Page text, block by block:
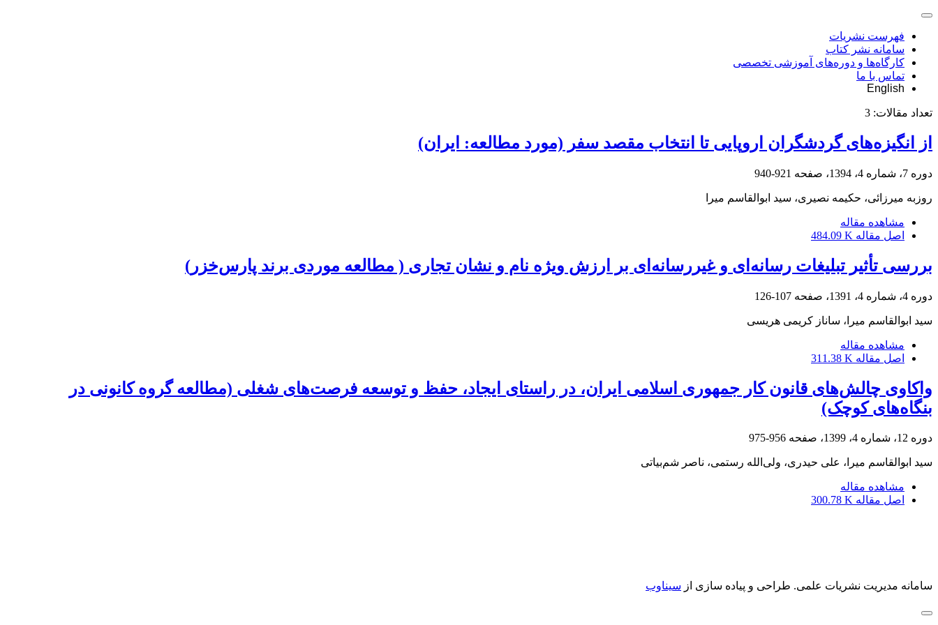
فهرست نشریات
سامانه نشر کتاب
کارگاه‌ها و دوره‌های آموزشی تخصصی
تماس با ما
English
تعداد مقالات: 3
از انگیزه‌های گردشگران اروپایی تا انتخاب مقصد سفر (مورد مطالعه: ایران)
دوره 7، شماره 4، 1394، صفحه 921-940
روزبه میرزائی، حکیمه نصیری، سید ابوالقاسم میرا
مشاهده مقاله
اصل مقاله 484.09 K
بررسی تأثیر تبلیغات رسانه‌ای و غیررسانه‌ای بر ارزش ویژه نام و نشان تجاری ( مطالعه موردی برند پارس‌خزر)
دوره 4، شماره 4، 1391، صفحه 107-126
سید ابوالقاسم میرا، ساناز کریمی هریسی
مشاهده مقاله
اصل مقاله 311.38 K
واکاوی چالش‌های قانون کار جمهوری اسلامی ایران، در راستای ایجاد، حفظ و توسعه فرصت‌های شغلی (مطالعه گروه کانونی در
بنگاه‌های کوچک)
دوره 12، شماره 4، 1399، صفحه 956-975
سید ابوالقاسم میرا، علی حیدری، ولی‌الله رستمی، ناصر شم‌بیاتی
مشاهده مقاله
اصل مقاله 300.78 K
سامانه مدیریت نشریات علمی. طراحی و پیاده سازی از سیناوب